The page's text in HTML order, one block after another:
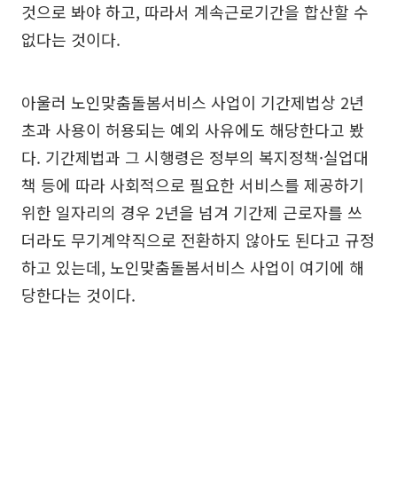
것으로 봐야 하고, 따라서 계속근로기간을 합산할 수
없다는 것이다.
아울러 노인맞춤돌봄서비스 사업이 기간제법상 2년
초과 사용이 허용되는 예외 사유에도 해당한다고 봤
다. 기간제법과 그 시행령은 정부의 복지정책·실업대
책 등에 따라 사회적으로 필요한 서비스를 제공하기
위한 일자리의 경우 2년을 넘겨 기간제 근로자를 쓰
더라도 무기계약직으로 전환하지 않아도 된다고 규정
하고 있는데, 노인맞춤돌봄서비스 사업이 여기에 해
당한다는 것이다.